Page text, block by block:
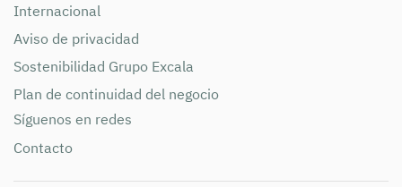
Internacional
Aviso de privacidad
Sostenibilidad Grupo Excala
Plan de continuidad del negocio
Síguenos en redes
Contacto